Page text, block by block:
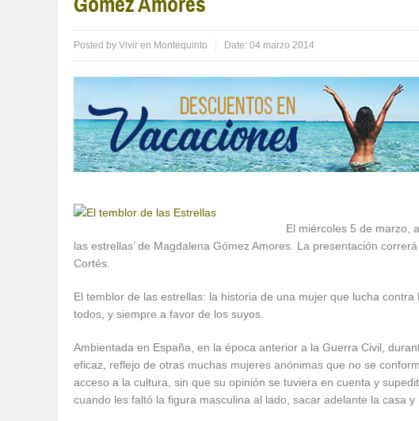
Posted by Vivir en Montequinto Date: 04 marzo 2014
El miércoles 5 de marzo,
las estrellas’ de Magdalena Gómez Amores. La presentación
Cortés.
El temblor de las estrellas: la historia de una mujer que lucha
todos, y siempre a favor de los suyos.
Ambientada en España, en la época anterior a la Guerra Civil,
eficaz, reflejo de otras muchas mujeres anónimas que no se
acceso a la cultura, sin que su opinión se tuviera en cuenta y
cuando les faltó la figura masculina al lado, sacar adelante la casa y